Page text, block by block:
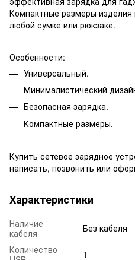
Компактные размеры изделия
любой сумке или рюкзаке.
Особенности:
Универсальный.
Минималистический
Безопасная зарядка.
Компактные размеры.
Купить сетевое зарядное
написать, позвонить или
Характеристики
Наличие
кабеля
Без кабеля
Количество
1